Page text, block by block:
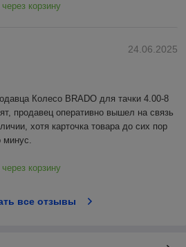
корзину
24.06.2025
Колесо BRADO для тачки 4.00-8
продавец оперативно вышел на связь
хотя карточка товара до сих пор
минус.
корзину
все отзывы